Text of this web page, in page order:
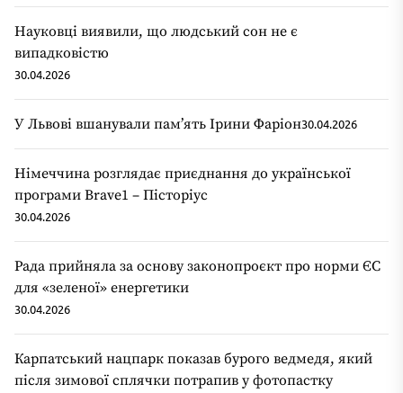
Науковці виявили, що людський сон не є
випадковістю
30.04.2026
У Львові вшанували пам’ять Ірини Фаріон30.04.2026
Німеччина розглядає приєднання до української
програми Brave1 – Пісторіус
30.04.2026
Рада прийняла за основу законопроєкт про норми ЄС
для «зеленої» енергетики
30.04.2026
Карпатський нацпарк показав бурого ведмедя, який
після зимової сплячки потрапив у фотопастку